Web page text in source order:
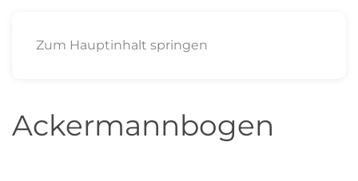
Zum Hauptinhalt springen
Ackermannbogen